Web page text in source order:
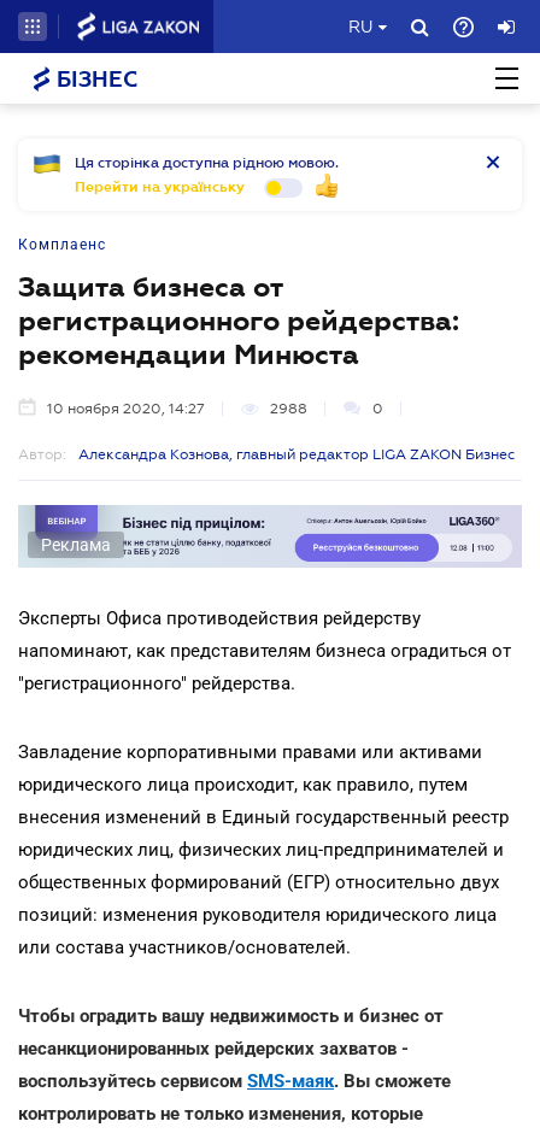
RU
БІЗНЕС
Ця сторінка доступна рідною мовою.
Перейти на українську
Комплаенс
Защита бизнеса от
регистрационного рейдерства:
рекомендации Минюста
10 ноября 2020, 14:27 2988 0
Автор: Александра Кознова, главный редактор LIGA ZAKON Бизнес
Реклама
Эксперты Офиса противодействия рейдерству
напоминают, как представителям бизнеса оградиться от
"регистрационного" рейдерства.
Завладение корпоративными правами или активами
юридического лица происходит, как правило, путем
внесения изменений в Единый государственный реестр
юридических лиц, физических лиц-предпринимателей и
общественных формирований (ЕГР) относительно двух
позиций: изменения руководителя юридического лица
или состава участников/основателей.
Чтобы оградить вашу недвижимость и бизнес от
несанкционированных рейдерских захватов -
воспользуйтесь сервисом SMS-маяк. Вы сможете
контролировать не только изменения, которые